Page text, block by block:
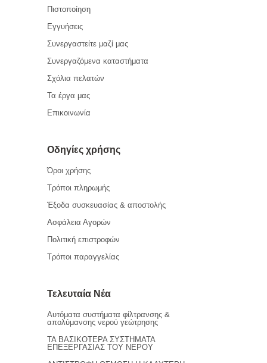
Πιστοποίηση
Εγγυήσεις
Συνεργαστείτε μαζί μας
Συνεργαζόμενα καταστήματα
Σχόλια πελατών
Τα έργα μας
Επικοινωνία
Οδηγίες χρήσης
Όροι χρήσης
Τρόποι πληρωμής
Έξοδα συσκευασίας & αποστολής
Ασφάλεια Αγορών
Πολιτική επιστροφών
Τρόποι παραγγελίας
Τελευταία Νέα
Αυτόματα συστήματα φίλτρανσης &
απολύμανσης νερού γεώτρησης
ΤΑ ΒΑΣΙΚΟΤΕΡΑ ΣΥΣΤΗΜΑΤΑ
ΕΠΕΞΕΡΓΑΣΙΑΣ ΤΟΥ ΝΕΡΟΥ